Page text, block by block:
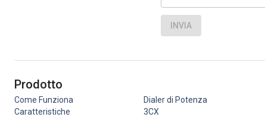
INVIA
Prodotto
Come Funziona
Caratteristiche
Dialer di Potenza
3CX